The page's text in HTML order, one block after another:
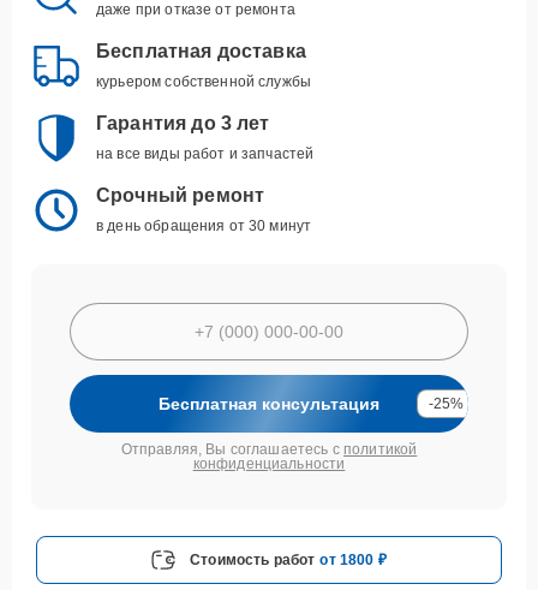
даже при отказе от ремонта
Бесплатная доставка
курьером собственной службы
Гарантия до 3 лет
на все виды работ и запчастей
Срочный ремонт
в день обращения от 30 минут
Бесплатная консультация -25%
Отправляя, Вы соглашаетесь с политикой
конфиденциальности
Стоимость работ от 1800 ₽